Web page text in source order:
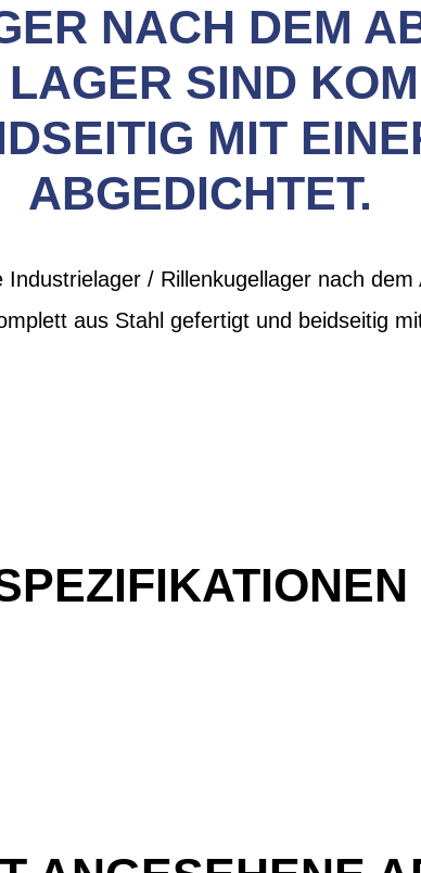
NACH DEM
SIND
MIT
ABGEDICHTET.
Industrielager / Rillenkugellager nach dem
aus Stahl gefertigt und beidseitig